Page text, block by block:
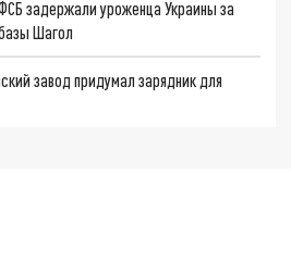
задержали уроженца Украины за
Шагол
завод придумал зарядник для